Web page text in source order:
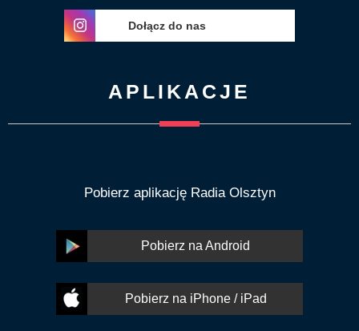
Dołącz do nas
APLIKACJE
Pobierz aplikację Radia Olsztyn
Pobierz na Android
Pobierz na iPhone / iPad